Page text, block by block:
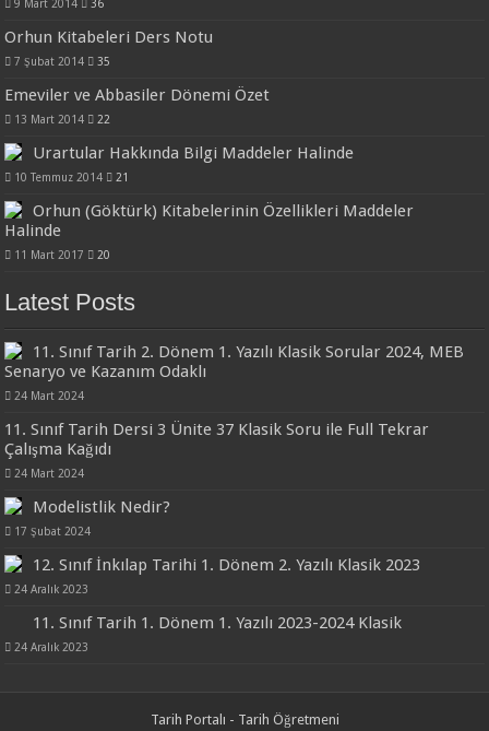
9 Mart 2014 36
Orhun Kitabeleri Ders Notu
7 Şubat 2014 35
Emeviler ve Abbasiler Dönemi Özet
13 Mart 2014 22
Urartular Hakkında Bilgi Maddeler Halinde
10 Temmuz 2014 21
Orhun (Göktürk) Kitabelerinin Özellikleri Maddeler
Halinde
11 Mart 2017 20
Latest Posts
11. Sınıf Tarih 2. Dönem 1. Yazılı Klasik Sorular 2024, MEB
Senaryo ve Kazanım Odaklı
24 Mart 2024
11. Sınıf Tarih Dersi 3 Ünite 37 Klasik Soru ile Full Tekrar
Çalışma Kağıdı
24 Mart 2024
Modelistlik Nedir?
17 Şubat 2024
12. Sınıf İnkılap Tarihi 1. Dönem 2. Yazılı Klasik 2023
24 Aralık 2023
11. Sınıf Tarih 1. Dönem 1. Yazılı 2023-2024 Klasik
24 Aralık 2023
Tarih Portalı - Tarih Öğretmeni